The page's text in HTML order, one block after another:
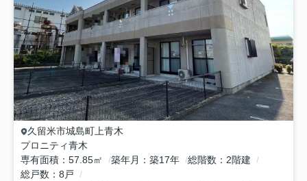
久留米市城島町上青木
プロニティ青木
専有面積
57.85㎡ 築年月 築17年 総階数
2階建
総戸数
8戸